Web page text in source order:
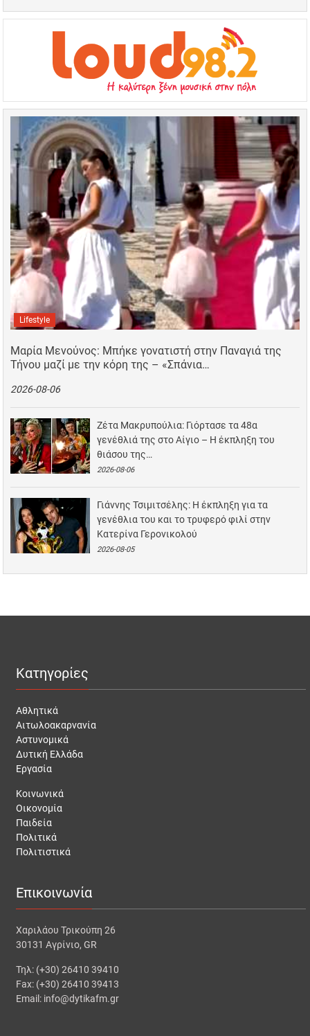
Lifestyle
Μαρία Μενούνος: Μπήκε γονατιστή στην Παναγιά της
Τήνου μαζί με την κόρη της – «Σπάνια…
2026-08-06
Ζέτα Μακρυπούλια: Γιόρτασε τα 48α
γενέθλιά της στο Αίγιο – Η έκπληξη του
θιάσου της…
2026-08-06
Γιάννης Τσιμιτσέλης: Η έκπληξη για τα
γενέθλια του και το τρυφερό φιλί στην
Κατερίνα Γερονικολού
2026-08-05
Κατηγορίες
Αθλητικά
Αιτωλοακαρνανία
Αστυνομικά
Δυτική Ελλάδα
Εργασία
Κοινωνικά
Οικονομία
Παιδεία
Πολιτικά
Πολιτιστικά
Επικοινωνία
Χαριλάου Τρικούπη 26
30131 Αγρίνιο, GR
Τηλ: (+30) 26410 39410
Fax: (+30) 26410 39413
Email: info@dytikafm.gr